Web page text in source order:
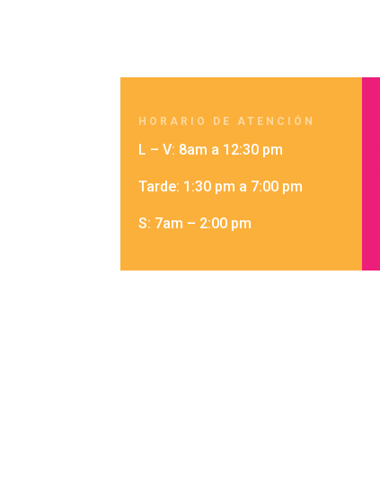
HORARIO DE ATENCIÓN
L – V: 8am a 12:30 pm
Tarde: 1:30 pm a 7:00 pm
S: 7am – 2:00 pm